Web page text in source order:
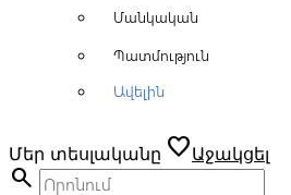
Մանկական
Պատմություն
Ավելին
Մեր տեսլականը favoriteԱջակցել
search